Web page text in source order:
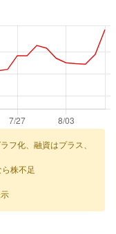
フ化、融資はプラス、
株不足